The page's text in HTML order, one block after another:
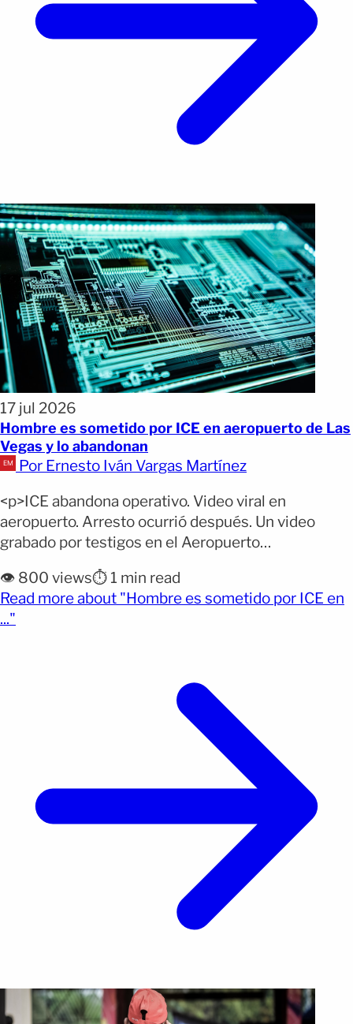
17 jul 2026
Hombre es sometido por ICE en aeropuerto de Las
Vegas y lo abandonan
Por Ernesto Iván Vargas Martínez
<p>ICE abandona operativo. Video viral en
aeropuerto. Arresto ocurrió después. Un video
grabado por testigos en el Aeropuerto
momento en que agentes del Servicio de
Inmigración y Control de Aduanas (ICE) intentan
arrestar a un hombre, pero terminan abandonando
👁️ 800 views⏱️ 1 min read
Read more about "Hombre es sometido por ICE en
..."